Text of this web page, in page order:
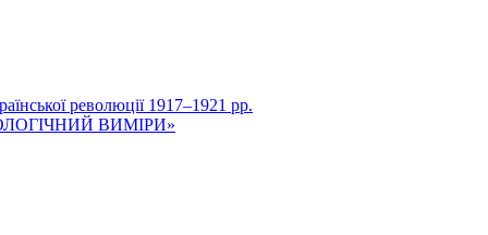
революції 1917–1921 рр.
ВИМІРИ»